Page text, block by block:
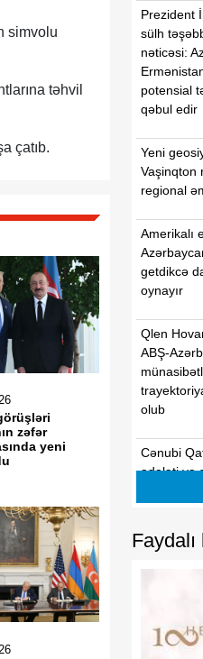
simvolu
təhvil
çatıb.
zəfər
yeni
Prezident
sülh
nəticəsi:
potensial
qəbul edir
Yeni
Vaşinqton
regional
Amerikalı
getdikcə
oynayır
Qlen
ABŞ-
olub
Cənubi
ədaləti və
edən
Prezident
sülh
yeni
borcları